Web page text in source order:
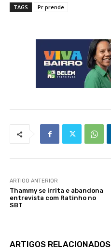
TAGS Pr prende
ARTIGO ANTERIOR
Thammy se irrita e abandona
entrevista com Ratinho no
SBT
ARTIGOS RELACIONADOS